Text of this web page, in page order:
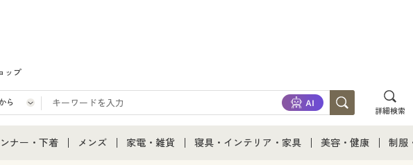
ップ
詳細検索
ナー・下着 メンズ 家電・雑貨 寝具・インテリア・家具 美容・健康 制服